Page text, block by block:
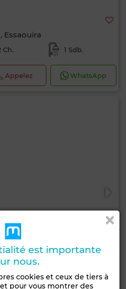
Essaouira
Ch. 1 Sdb.
Appelez WhatsApp
est importante
nous.
cookies et ceux de tiers à
pour vous montrer des